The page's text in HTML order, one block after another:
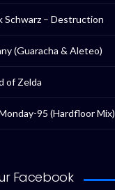
Schwarz – Destruction
(Guaracha & Aleteo)
of Zelda
95 (Hardfloor Mix)
Facebook